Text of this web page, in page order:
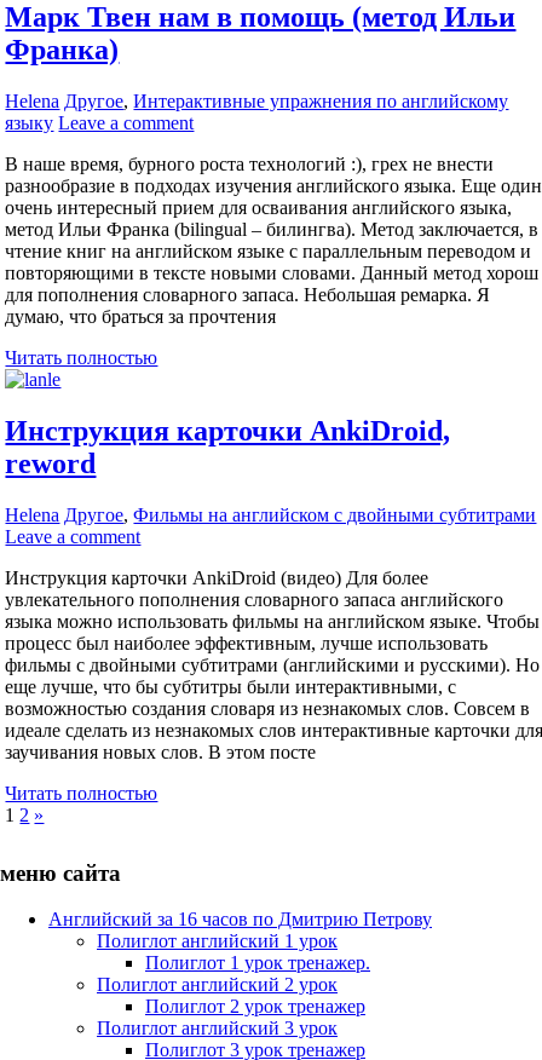
Марк Твен нам в помощь (метод Ильи
Франка)
Helena Другое,Интерактивные упражнения по английскому
языку Leave a comment
В наше время, бурного роста технологий :), грех не внести
разнообразие в подходах изучения английского языка. Еще один
очень интересный прием для осваивания английского языка,
метод Ильи Франка (bilingual – билингва). Метод заключается, в
чтение книг на английском языке с параллельным переводом и
повторяющими в тексте новыми словами. Данный метод хорош
для пополнения словарного запаса. Небольшая ремарка. Я
думаю, что браться за прочтения
Читать полностью
Инструкция карточки AnkiDroid,
reword
Helena Другое,Фильмы на английском с двойными субтитрами
Leave a comment
Инструкция карточки AnkiDroid (видео) Для более
увлекательного пополнения словарного запаса английского
языка можно использовать фильмы на английском языке. Чтобы
процесс был наиболее эффективным, лучше использовать
фильмы с двойными субтитрами (английскими и русскими). Но
еще лучше, что бы субтитры были интерактивными, с
возможностью создания словаря из незнакомых слов. Совсем в
идеале сделать из незнакомых слов интерактивные карточки
заучивания новых слов. В этом посте
Читать полностью
Posts
1 2 Next
»
меню сайта
Английский за 16 часов по Дмитрию Петрову
Полиглот английский 1 урок
Полиглот 1 урок тренажер.
Полиглот английский 2 урок
Полиглот 2 урок тренажер
Полиглот английский 3 урок
Полиглот 3 урок тренажер